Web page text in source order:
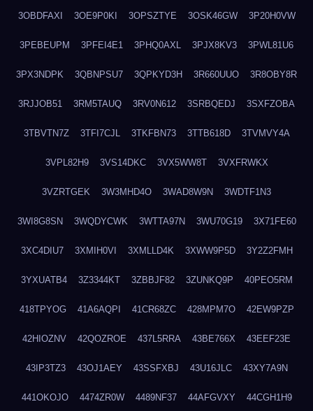
3OBDFAXI 3OE9P0KI 3OPSZTYE 3OSK46GW 3P20H0VW
3PEBEUPM 3PFEI4E1 3PHQ0AXL 3PJX8KV3 3PWL81U6
3PX3NDPK 3QBNPSU7 3QPKYD3H 3R660UUO 3R8OBY8R
3RJJOB51 3RM5TAUQ 3RV0N612 3SRBQEDJ 3SXFZOBA
3TBVTN7Z 3TFI7CJL 3TKFBN73 3TTB618D 3TVMVY4A
3VPL82H9 3VS14DKC 3VX5WW8T 3VXFRWKX
3VZRTGEK 3W3MHD4O 3WAD8W9N 3WDTF1N3
3WI8G8SN 3WQDYCWK 3WTTA97N 3WU70G19 3X71FE60
3XC4DIU7 3XMIH0VI 3XMLLD4K 3XWW9P5D 3Y2Z2FMH
3YXUATB4 3Z3344KT 3ZBBJF82 3ZUNKQ9P 40PEO5RM
418TPYOG 41A6AQPI 41CR68ZC 428MPM7O 42EW9PZP
42HIOZNV 42QOZROE 437L5RRA 43BE766X 43EEF23E
43IP3TZ3 43OJ1AEY 43SSFXBJ 43U16JLC 43XY7A9N
441OKOJO 4474ZR0W 4489NF37 44AFGVXY 44CGH1H9